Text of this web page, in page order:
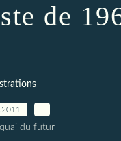
de
du futur